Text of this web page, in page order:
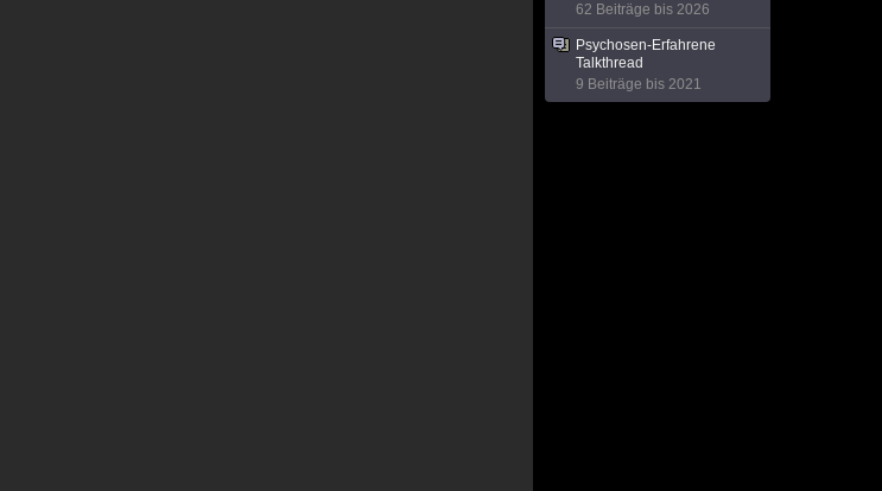
62 Beiträge bis 2026
Psychosen-Erfahrene
Talkthread
9 Beiträge bis 2021